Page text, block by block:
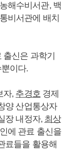
해수비서관, 백
비서관에 배치
신은 과학기
이다.
자, 추경호경제
양 산업통상자
장 내정자, 최상
에 관료 출신을
료들을 활용해